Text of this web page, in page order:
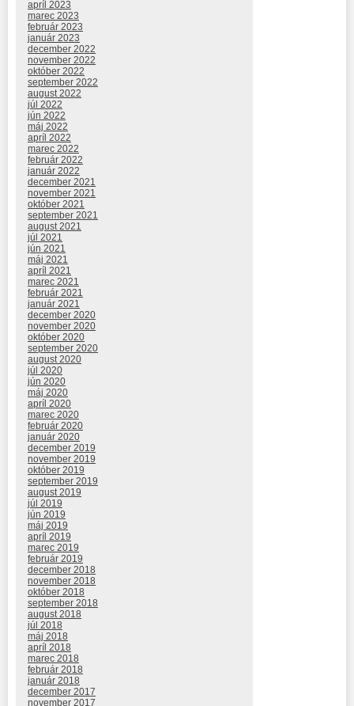
apríl 2023
marec 2023
február 2023
január 2023
december 2022
november 2022
október 2022
september 2022
august 2022
júl 2022
jún 2022
máj 2022
apríl 2022
marec 2022
február 2022
január 2022
december 2021
november 2021
október 2021
september 2021
august 2021
júl 2021
jún 2021
máj 2021
apríl 2021
marec 2021
február 2021
január 2021
december 2020
november 2020
október 2020
september 2020
august 2020
júl 2020
jún 2020
máj 2020
apríl 2020
marec 2020
február 2020
január 2020
december 2019
november 2019
október 2019
september 2019
august 2019
júl 2019
jún 2019
máj 2019
apríl 2019
marec 2019
február 2019
december 2018
november 2018
október 2018
september 2018
august 2018
júl 2018
máj 2018
apríl 2018
marec 2018
február 2018
január 2018
december 2017
november 2017